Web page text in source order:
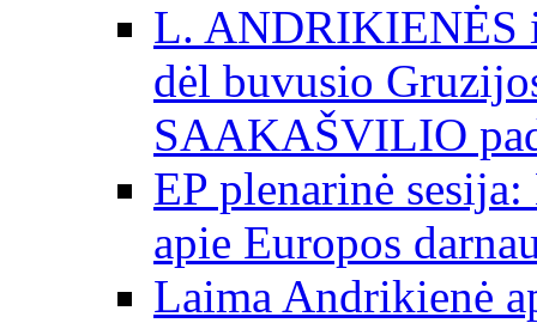
L. ANDRIKIENĖS
dėl buvusio
SAAKAŠVILIO
EP plenarinė
apie Europos
Laima Andrikienė